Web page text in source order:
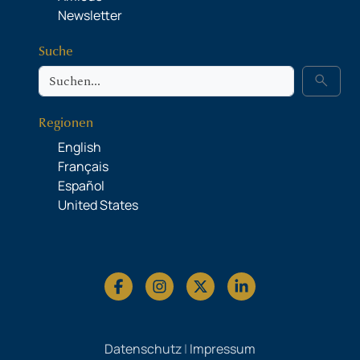
Newsletter
Suche
Suche search
Regionen
English
Français
Español
United States
Datenschutz| Impressum